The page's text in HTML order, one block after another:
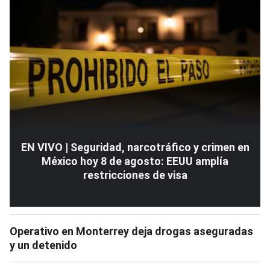
EN VIVO | Seguridad, narcotráfico y crimen en
México hoy 8 de agosto: EEUU amplía
restricciones de visa
Operativo en Monterrey deja drogas aseguradas
y un detenido